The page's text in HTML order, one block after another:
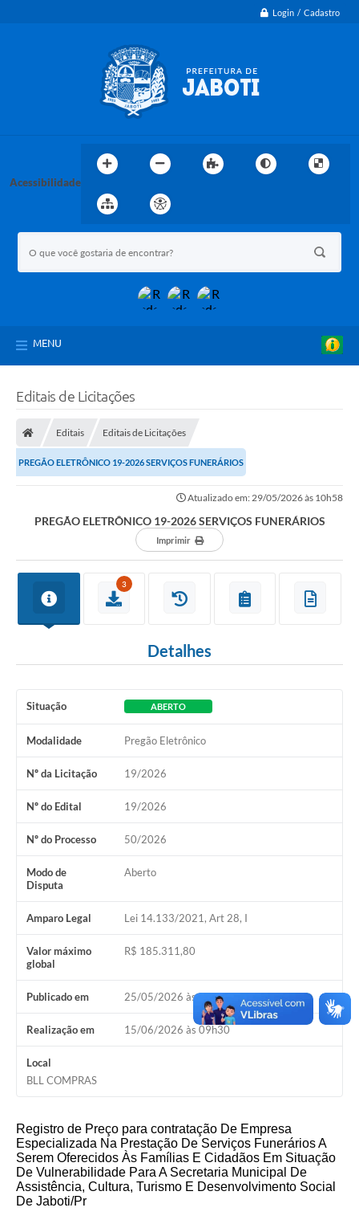
Login / Cadastro
Acessibilidade
MENU
Editais de Licitações
Editais Editais de Licitações
PREGÃO ELETRÔNICO 19-2026 SERVIÇOS FUNERÁRIOS
Atualizado em: 29/05/2026 às 10h58
PREGÃO ELETRÔNICO 19-2026 SERVIÇOS FUNERÁRIOS
Imprimir
3
Detalhes
Situação ABERTO
Modalidade Pregão Eletrônico
Nº da Licitação 19/2026
Nº do Edital 19/2026
Nº do Processo 50/2026
Modo de
Disputa
Aberto
Amparo Legal Lei 14.133/2021, Art 28, I
Valor máximo
global
R$ 185.311,80
Publicado em 25/05/2026 às 16h00
Realização em 15/06/2026 às 09h30
Local
BLL COMPRAS
Registro de Preço para contratação De Empresa
Especializada Na Prestação De Serviços Funerários A
Serem Oferecidos Às Famílias E Cidadãos Em Situação
De Vulnerabilidade Para A Secretaria Municipal De
Assistência, Cultura, Turismo E Desenvolvimento Social
De Jaboti/Pr